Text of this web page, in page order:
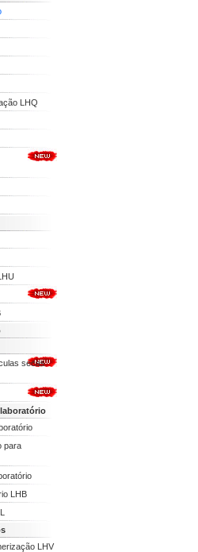
LHQ
secas
para
LHB
LHV